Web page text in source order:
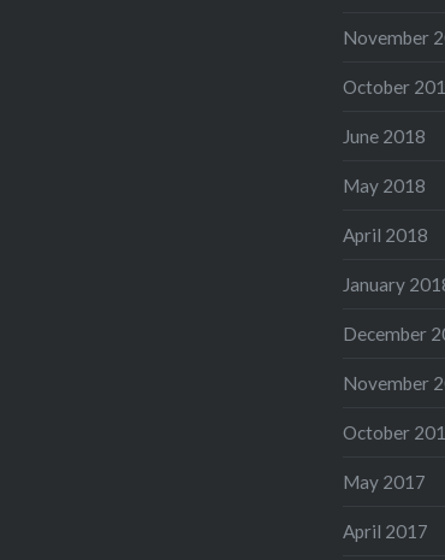
November
October
June 2018
May 2018
April 2018
January
December
November
October
May 2017
April 2017